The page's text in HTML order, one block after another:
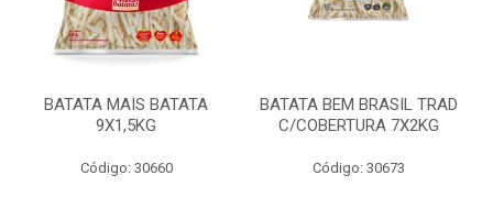
BATATA MAIS BATATA
9X1,5KG
Código: 30660
BATATA BEM BRASIL TRAD
C/COBERTURA 7X2KG
Código: 30673